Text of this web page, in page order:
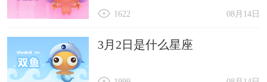
08月14日
1622
3月2日是什么星座